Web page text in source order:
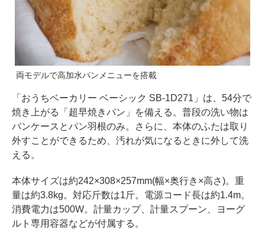
両モデルで高加水パンメニューを搭載
「おうちベーカリー ベーシック SB-1D271」は、54分で
焼き上がる「超早焼きパン」を備える。普段の洗い物は
パンケースとパン羽根のみ。さらに、本体のふたは取り
外すことができるため、汚れが気になるときに外して洗
える。
本体サイズは約242×308×257mm(幅×奥行き×高さ)。重
量は約3.8kg。対応斤数は1斤。電源コード長は約1.4m。
消費電力は500W。計量カップ、計量スプーン、ヨーグ
ルト専用容器などが付属する。